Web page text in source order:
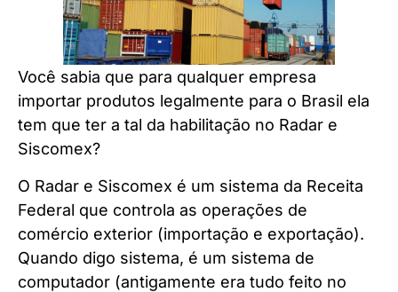
Você sabia que para qualquer empresa
importar produtos legalmente para o Brasil ela
tem que ter a tal da habilitação no Radar e
Siscomex?
O Radar e Siscomex é um sistema da Receita
Federal que controla as operações de
comércio exterior (importação e exportação).
Quando digo sistema, é um sistema de
computador (antigamente era tudo feito no